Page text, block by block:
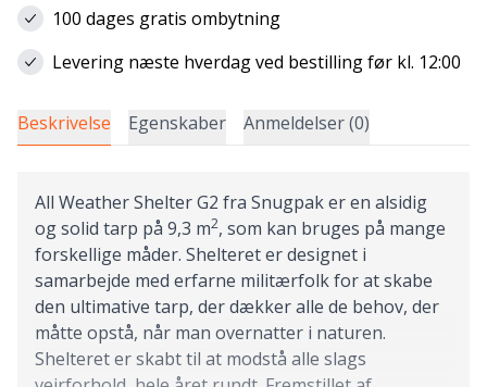
100 dages gratis ombytning
Levering næste hverdag ved bestilling før kl. 12:00
Beskrivelse Egenskaber Anmeldelser (0)
All Weather Shelter G2 fra Snugpak er en alsidig
og solid tarp på 9,3 m2, som kan bruges på mange
forskellige måder. Shelteret er designet i
samarbejde med erfarne militærfolk for at skabe
den ultimative tarp, der dækker alle de behov, der
måtte opstå, når man overnatter i naturen.
Shelteret er skabt til at modstå alle slags